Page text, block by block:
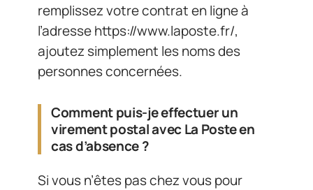
remplissez votre contrat en ligne à
l’adresse https://www.laposte.fr/,
ajoutez simplement les noms des
personnes concernées.
Comment puis-je effectuer un
virement postal avec La Poste en
cas d’absence ?
Si vous n’êtes pas chez vous pour